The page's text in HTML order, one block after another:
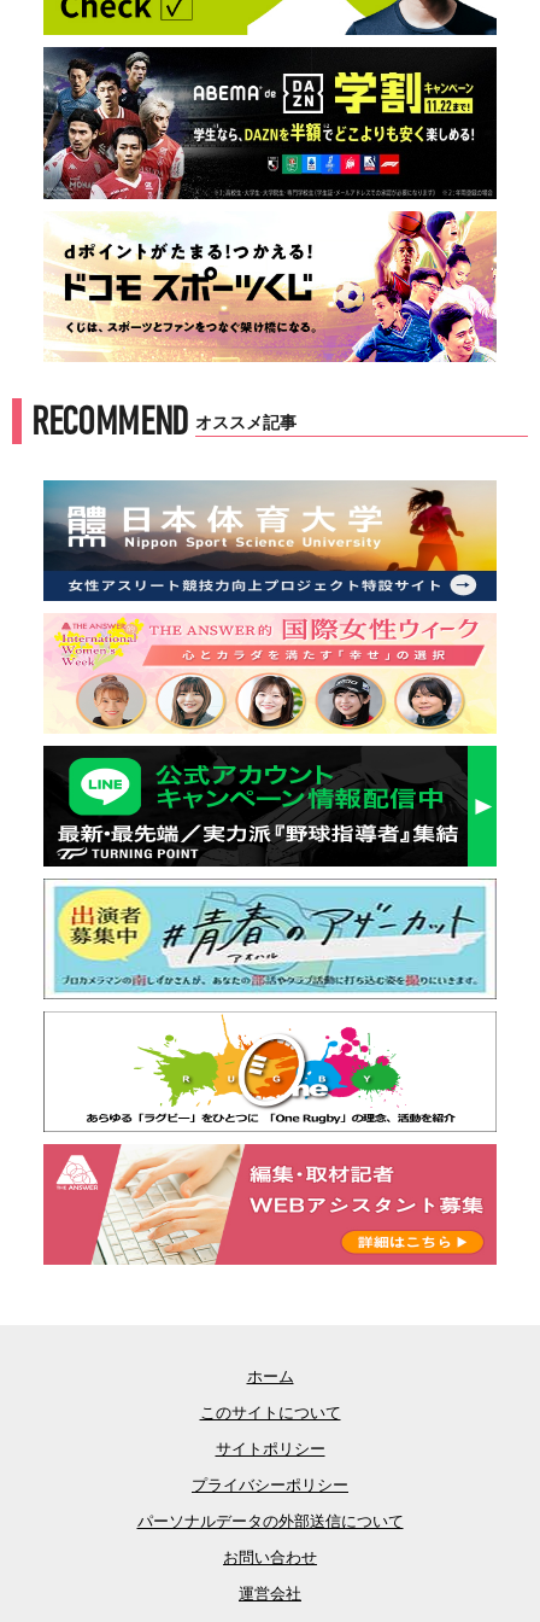
RECOMMEND オススメ記事
ホーム
このサイトについて
サイトポリシー
プライバシーポリシー
パーソナルデータの外部送信について
お問い合わせ
運営会社